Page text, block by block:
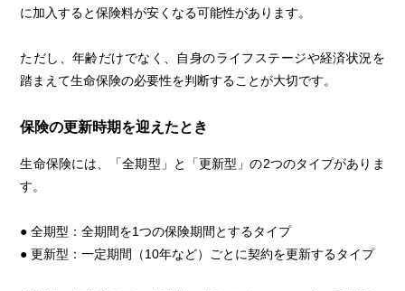
に加入すると保険料が安くなる可能性があります。
ただし、年齢だけでなく、自身のライフステージや経済状況を
踏まえて生命保険の必要性を判断することが大切です。
保険の更新時期を迎えたとき
生命保険には、「全期型」と「更新型」の2つのタイプがありま
す。
● 全期型：全期間を1つの保険期間とするタイプ
● 更新型：一定期間（10年など）ごとに契約を更新するタイプ